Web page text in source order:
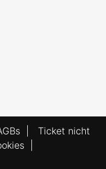
| Ticket nicht